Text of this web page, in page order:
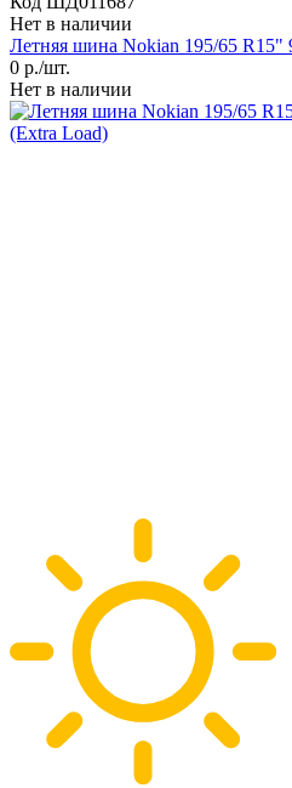
Нет в наличии
Летняя шина Nokian 195/65 R15"
0 р./шт.
Нет в наличии